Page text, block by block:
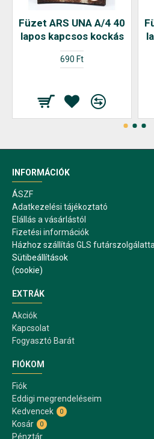
Füzet ARS UNA A/4 40
lapos kapcsos kockás
690 Ft
INFORMÁCIÓK
ÁSZF
Adatkezelési tájékoztató
Elállás a vásárlástól
Fizetési információk
Házhoz szállítás GLS futárszolgálattal
Sütibeállítások
(cookie)
EXTRÁK
Akciók
Kapcsolat
Fogyasztó Barát
FIÓKOM
Fiók
Eddigi megrendeléseim
Kedvencek
0
Kosár 0
Pénztár